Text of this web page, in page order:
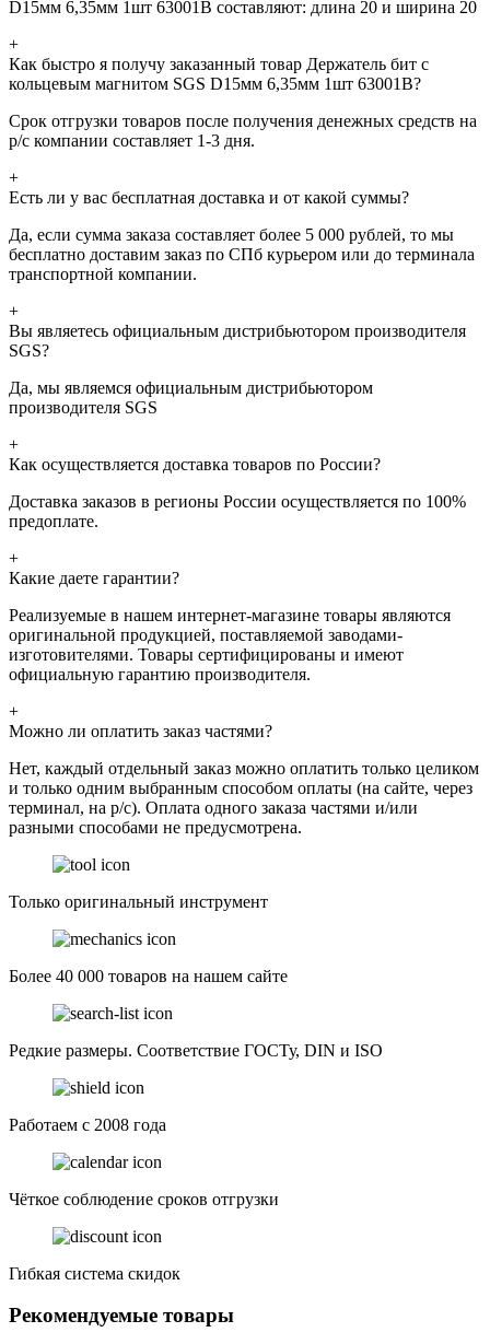
D15мм 6,35мм 1шт 63001B составляют: длина 20 и ширина 20
+
Как быстро я получу заказанный товар Держатель бит с
кольцевым магнитом SGS D15мм 6,35мм 1шт 63001B?
Срок отгрузки товаров после получения денежных средств на
р/с компании составляет 1-3 дня.
+
Есть ли у вас бесплатная доставка и от какой суммы?
Да, если сумма заказа составляет более 5 000 рублей, то мы
бесплатно доставим заказ по СПб курьером или до терминала
транспортной компании.
+
Вы являетесь официальным дистрибьютором производителя
SGS?
Да, мы являемся официальным дистрибьютором
производителя SGS
+
Как осуществляется доставка товаров по России?
Доставка заказов в регионы России осуществляется по 100%
предоплате.
+
Какие даете гарантии?
Реализуемые в нашем интернет-магазине товары являются
оригинальной продукцией, поставляемой заводами-
изготовителями. Товары сертифицированы и имеют
официальную гарантию производителя.
+
Можно ли оплатить заказ частями?
Нет, каждый отдельный заказ можно оплатить только целиком
и только одним выбранным способом оплаты (на сайте, через
терминал, на р/с). Оплата одного заказа частями и/или
разными способами не предусмотрена.
Только оригинальный инструмент
Более 40 000 товаров на нашем сайте
Редкие размеры. Соответствие ГОСТу, DIN и ISO
Работаем с 2008 года
Чёткое соблюдение сроков отгрузки
Гибкая система скидок
Рекомендуемые товары